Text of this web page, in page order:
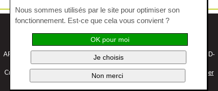
Cookies | Actualités | Mentions légales | Nous contacter
ARSTIL Paysage - ZA de Kerovel - 3 Rue du 8 Mai 1945 – 56 390 GRAND-
CHAMP –02 97 44 94 50
Création site Internet -
Edelweiss Studio / Création graphique -
Mon Atelier
Coloré
Nous sommes utilisés par le site pour optimiser son
fonctionnement. Est-ce que cela vous convient ?
Non merci
Je choisis
OK pour moi